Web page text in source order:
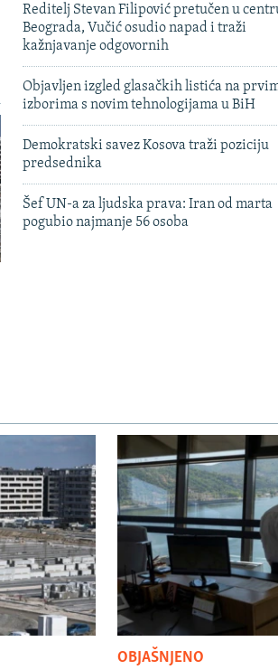
Reditelj Stevan Filipović pretučen u
Beograda, Vučić osudio napad i traži
kažnjavanje odgovornih
Objavljen izgled glasačkih listića na
izborima s novim tehnologijama u BiH
Demokratski savez Kosova traži poziciju
predsednika
Šef UN-a za ljudska prava: Iran od marta
pogubio najmanje 56 osoba
OBJAŠNJENO